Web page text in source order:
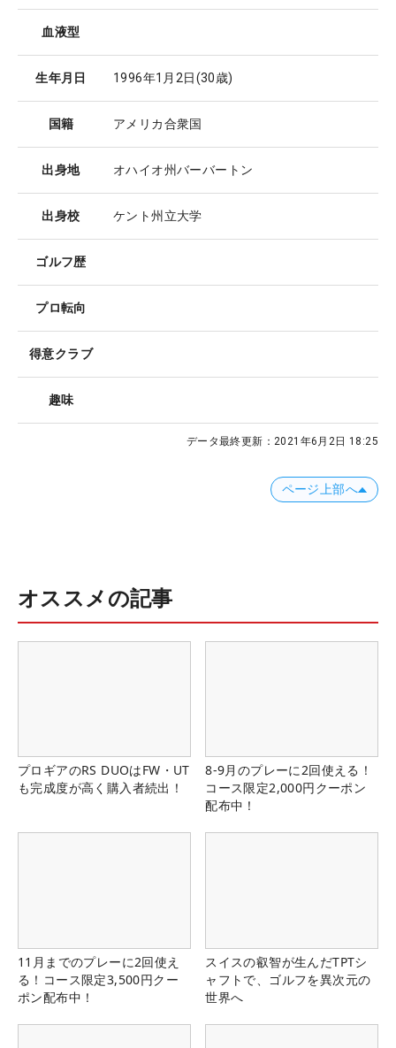
血液型
生年月日 1996年1月2日(30歳)
国籍 アメリカ合衆国
出身地 オハイオ州バーバートン
出身校 ケント州立大学
ゴルフ歴
プロ転向
得意クラブ
趣味
データ最終更新： 2021年6月2日 18:25
ページ上部へ
オススメの記事
プロギアのRS DUOはFW・UT
も完成度が高く購入者続出！
8-9月のプレーに2回使える！
コース限定2,000円クーポン
配布中！
11月までのプレーに2回使え
る！コース限定3,500円クー
ポン配布中！
スイスの叡智が生んだTPTシ
ャフトで、ゴルフを異次元の
世界へ